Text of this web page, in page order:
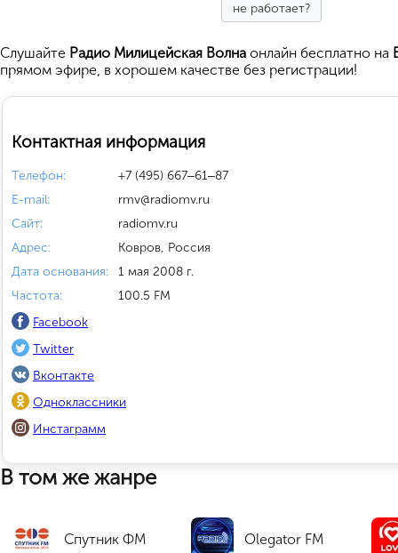
не работает?
Cлушайте Радио Милицейская Волна онлайн бесплатно на
прямом эфире, в хорошем качестве без регистрации!
Контактная информация
Телефон:
+7 (495) 667‒61‒87
E-mail:
rmv@radiomv.ru
Сайт:
radiomv.ru
Адрес:
Ковров, Россия
Дата основания:
1 мая 2008 г.
Частота:
100.5 FM
Facebook
Twitter
Вконтакте
Одноклассники
Инстаграмм
В том же жанре
Спутник ФМ Olegator FM